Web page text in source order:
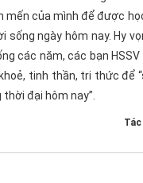
mến của mình để được
sống ngày hôm nay. Hy
các năm, các bạn
tinh thần, tri thức để
đại hôm nay”.
Tác